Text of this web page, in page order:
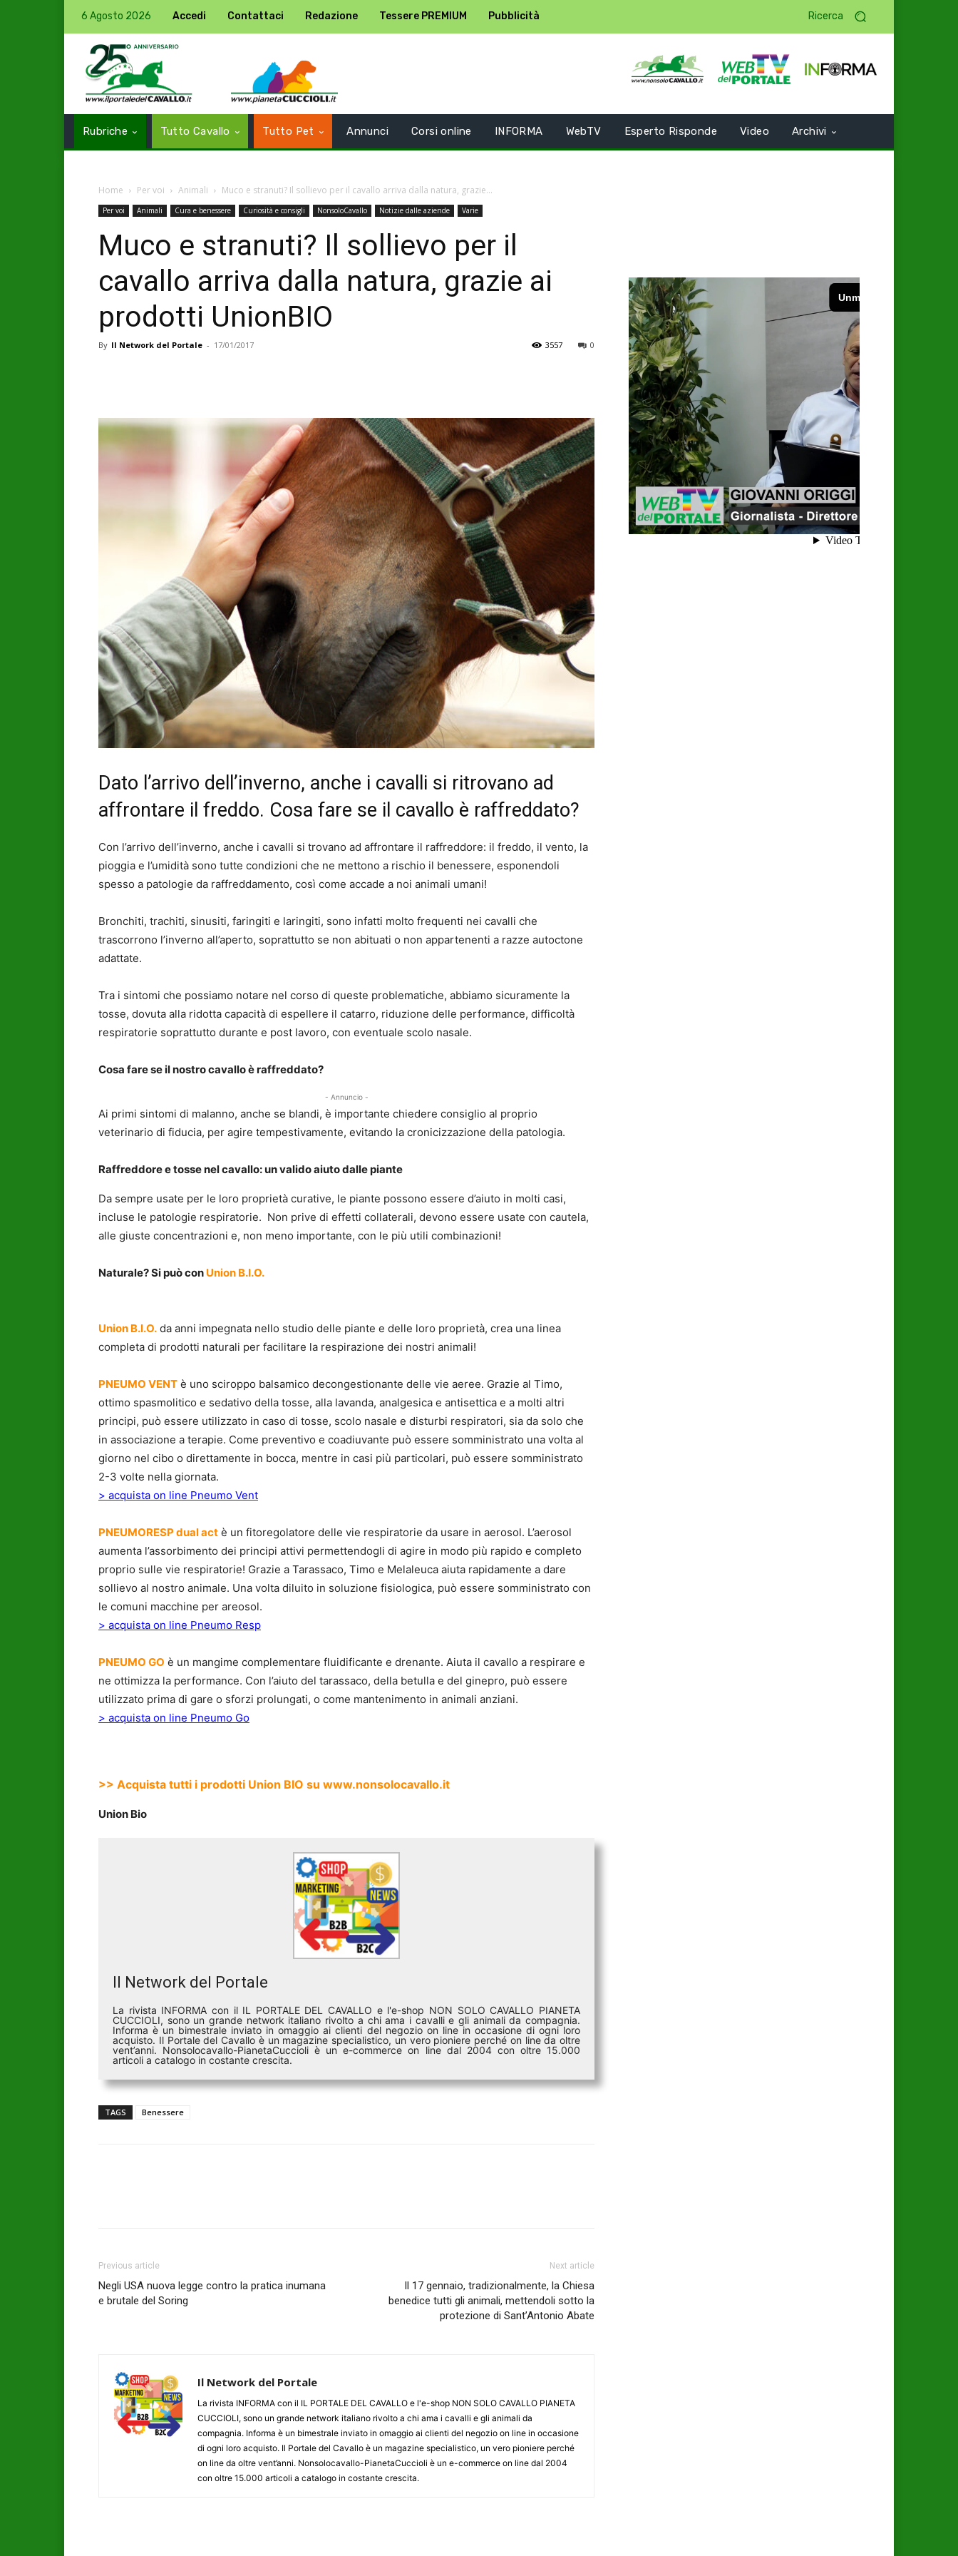
6 Agosto 2026 Accedi Contattaci Redazione Tessere PREMIUM Pubblicità Ricerca
Rubriche Tutto Cavallo Tutto Pet Annunci Corsi online INFORMA WebTV Esperto Risponde Video Archivi
Home Per voi Animali Muco e stranuti? Il sollievo per il cavallo arriva dalla natura, grazie...
Per voi Animali Cura e benessere Curiosità e consigli NonsoloCavallo Notizie dalle aziende Varie
Muco e stranuti? Il sollievo per il
cavallo arriva dalla natura, grazie ai
prodotti UnionBIO
By Il Network del Portale - 17/01/2017 0
3557
Dato l’arrivo dell’inverno, anche i cavalli si ritrovano ad
affrontare il freddo. Cosa fare se il cavallo è raffreddato?
Con l’arrivo dell’inverno, anche i cavalli si trovano ad affrontare il raffreddore: il freddo, il vento, la
pioggia e l’umidità sono tutte condizioni che ne mettono a rischio il benessere, esponendoli
spesso a patologie da raffreddamento, così come accade a noi animali umani!
Bronchiti, trachiti, sinusiti, faringiti e laringiti, sono infatti molto frequenti nei cavalli che
trascorrono l’inverno all’aperto, soprattutto se non abituati o non appartenenti a razze autoctone
adattate.
Tra i sintomi che possiamo notare nel corso di queste problematiche, abbiamo sicuramente la
tosse, dovuta alla ridotta capacità di espellere il catarro, riduzione delle performance, difficoltà
respiratorie soprattutto durante e post lavoro, con eventuale scolo nasale.
Cosa fare se il nostro cavallo è raffreddato?
- Annuncio -
Ai primi sintomi di malanno, anche se blandi, è importante chiedere consiglio al proprio
veterinario di fiducia, per agire tempestivamente, evitando la cronicizzazione della patologia.
Raffreddore e tosse nel cavallo: un valido aiuto dalle piante
Da sempre usate per le loro proprietà curative, le piante possono essere d’aiuto in molti casi,
incluse le patologie respiratorie. Non prive di effetti collaterali, devono essere usate con cautela,
alle giuste concentrazioni e, non meno importante, con le più utili combinazioni!
Naturale? Si può con Union B.I.O.
Union B.I.O. da anni impegnata nello studio delle piante e delle loro proprietà, crea una linea
completa di prodotti naturali per facilitare la respirazione dei nostri animali!
PNEUMO VENT è uno sciroppo balsamico decongestionante delle vie aeree. Grazie al Timo,
ottimo spasmolitico e sedativo della tosse, alla lavanda, analgesica e antisettica e a molti altri
principi, può essere utilizzato in caso di tosse, scolo nasale e disturbi respiratori, sia da solo che
in associazione a terapie. Come preventivo e coadiuvante può essere somministrato una volta al
giorno nel cibo o direttamente in bocca, mentre in casi più particolari, può essere somministrato
2-3 volte nella giornata.
> acquista on line Pneumo Vent
PNEUMORESP dual act è un fitoregolatore delle vie respiratorie da usare in aerosol. L’aerosol
aumenta l’assorbimento dei principi attivi permettendogli di agire in modo più rapido e completo
proprio sulle vie respiratorie! Grazie a Tarassaco, Timo e Melaleuca aiuta rapidamente a dare
sollievo al nostro animale. Una volta diluito in soluzione fisiologica, può essere somministrato con
le comuni macchine per areosol.
> acquista on line Pneumo Resp
PNEUMO GO è un mangime complementare fluidificante e drenante. Aiuta il cavallo a respirare e
ne ottimizza la performance. Con l’aiuto del tarassaco, della betulla e del ginepro, può essere
utilizzato prima di gare o sforzi prolungati, o come mantenimento in animali anziani.
> acquista on line Pneumo Go
>> Acquista tutti i prodotti Union BIO su www.nonsolocavallo.it
Union Bio
Il Network del Portale
La rivista INFORMA con il IL PORTALE DEL CAVALLO e l'e-shop NON SOLO CAVALLO PIANETA
CUCCIOLI, sono un grande network italiano rivolto a chi ama i cavalli e gli animali da compagnia.
Informa è un bimestrale inviato in omaggio ai clienti del negozio on line in occasione di ogni loro
acquisto. Il Portale del Cavallo è un magazine specialistico, un vero pioniere perché on line da oltre
vent’anni. Nonsolocavallo-PianetaCuccioli è un e-commerce on line dal 2004 con oltre 15.000
articoli a catalogo in costante crescita.
TAGS Benessere
Previous article
Negli USA nuova legge contro la pratica inumana
e brutale del Soring
Next article
Il 17 gennaio, tradizionalmente, la Chiesa
benedice tutti gli animali, mettendoli sotto la
protezione di Sant’Antonio Abate
Il Network del Portale
La rivista INFORMA con il IL PORTALE DEL CAVALLO e l'e-shop NON SOLO CAVALLO PIANETA
CUCCIOLI, sono un grande network italiano rivolto a chi ama i cavalli e gli animali da
compagnia. Informa è un bimestrale inviato in omaggio ai clienti del negozio on line in occasione
di ogni loro acquisto. Il Portale del Cavallo è un magazine specialistico, un vero pioniere perché
on line da oltre vent’anni. Nonsolocavallo-PianetaCuccioli è un e-commerce on line dal 2004
con oltre 15.000 articoli a catalogo in costante crescita.